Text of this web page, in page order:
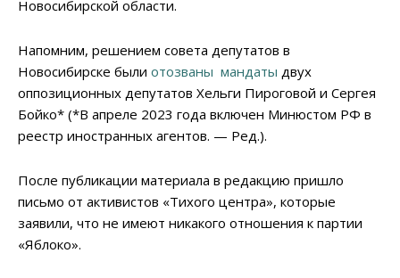
Новосибирской области.
Напомним, решением совета депутатов в
Новосибирске были отозваны мандаты двух
оппозиционных депутатов Хельги Пироговой и Сергея
Бойко* (*В апреле 2023 года включен Минюстом РФ в
реестр иностранных агентов. — Ред.).
После публикации материала в редакцию пришло
письмо от активистов «Тихого центра», которые
заявили, что не имеют никакого отношения к партии
«Яблоко».